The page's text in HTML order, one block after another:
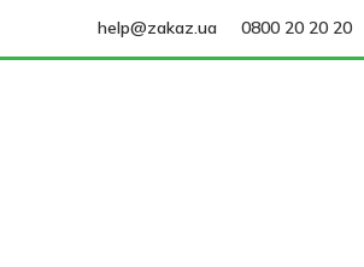
help@zakaz.ua 0800 20 20 20